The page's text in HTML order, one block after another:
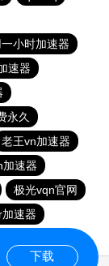
小时加速器
速器
永久
老王vn加速器
速器
极光vqn官网
速器
下载